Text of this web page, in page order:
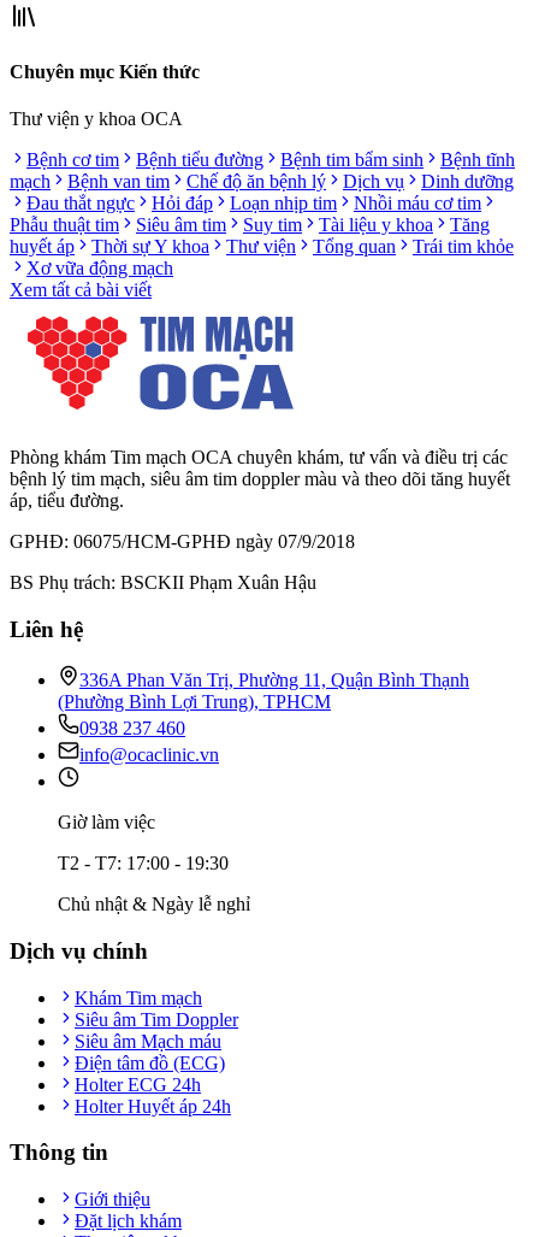
Chuyên mục Kiến thức
Thư viện y khoa OCA
Bệnh cơ tim
Bệnh tiểu đường Bệnh tim bẩm sinh
Bệnh tĩnh
mạch
Bệnh van tim Chế độ ăn bệnh lý Dịch vụ
Dinh dưỡng
Đau thắt ngực
Hỏi đáp Loạn nhịp tim
Nhồi máu cơ tim
Phẫu thuật tim
Siêu âm tim Suy tim Tài liệu y khoa
Tăng
huyết áp
Thời sự Y khoa Thư viện Tổng quan
Trái tim khỏe
Xơ vữa động mạch
Xem tất cả bài viết
Phòng khám Tim mạch OCA chuyên khám, tư vấn và điều trị các
bệnh lý tim mạch, siêu âm tim doppler màu và theo dõi tăng huyết
áp, tiểu đường.
GPHĐ: 06075/HCM-GPHĐ ngày 07/9/2018
BS Phụ trách: BSCKII Phạm Xuân Hậu
Liên hệ
336A Phan Văn Trị, Phường 11, Quận Bình Thạnh
(Phường Bình Lợi Trung), TPHCM
0938 237 460
info@ocaclinic.vn
Giờ làm việc
T2 - T7: 17:00 - 19:30
Chủ nhật & Ngày lễ nghỉ
Dịch vụ chính
Khám Tim mạch
Siêu âm Tim Doppler
Siêu âm Mạch máu
Điện tâm đồ (ECG)
Holter ECG 24h
Holter Huyết áp 24h
Thông tin
Giới thiệu
Đặt lịch khám